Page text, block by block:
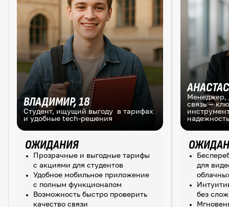
ВЛАДИМИР, 18
Студент, ищущий выгоду в тарифах
и удобные tech-решения
ОЖИДАНИЯ
Прозрачные и выгодные тарифы
с акциями для студентов
Удобное мобильное приложение
с полным функционалом
Возможность быстро проверить
качество связи
Менеджер,
связь —
надежность
для
без